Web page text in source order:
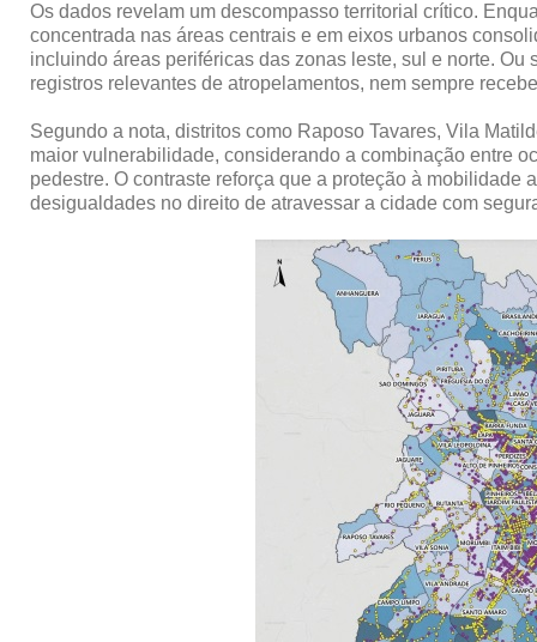
Os dados revelam um descompasso territorial crítico.
concentrada nas áreas centrais e em eixos urbanos
incluindo áreas periféricas das zonas leste, sul e norte.
registros relevantes de atropelamentos, nem sempre
Segundo a nota, distritos como Raposo Tavares, Vila
maior vulnerabilidade, considerando a combinação entre
pedestre. O contraste reforça que a proteção à
desigualdades no direito de atravessar a cidade com